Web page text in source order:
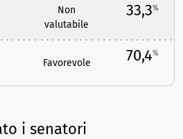
Non
valutabile
33,3%
Favorevole 70,4%
i senatori